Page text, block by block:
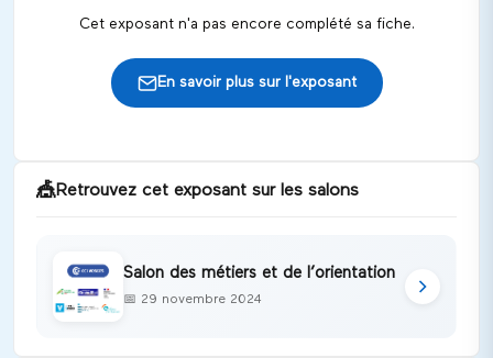
Cet exposant n'a pas encore complété sa fiche.
En savoir plus sur l'exposant
🎪Retrouvez cet exposant sur les salons
Salon des métiers et de l’orientation
📅 29 novembre 2024